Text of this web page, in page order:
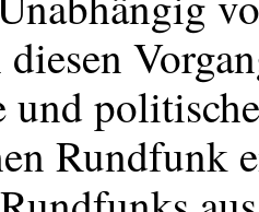
und
Rundfunk